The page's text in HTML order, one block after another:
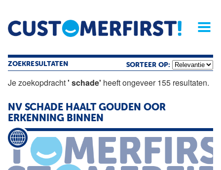
Home Opinie Archief
Magazine
ZOEKRESULTATEN SORTEER OP:
Je zoekopdracht' schade' heeft ongeveer 155 resultaten.
NV SCHADE HAALT GOUDEN OOR
ERKENNING BINNEN